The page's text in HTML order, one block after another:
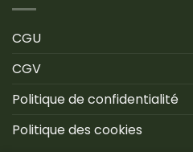
CGU
CGV
Politique de confidentialité
Politique des cookies